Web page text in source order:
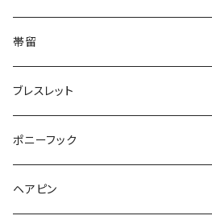
てんとう虫
pattern
Bubble
Animal
Triangle
食品
パンダ
Pattern
マーメイド
雲
月
くま
コアラ
house
bag
フルーツ
さくらんぼ
てんとう虫
Pattern
ガラス
カメラ
リボン
animal
lip
フルーツ
パン
帯留
ブレスレット
ポニーフック
ヘアピン